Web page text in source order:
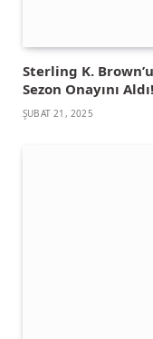
Sterling K.
Sezon Onayını Aldı!
ŞUBAT 21, 2025